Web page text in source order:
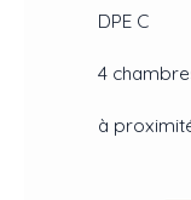
DPE C
4
à